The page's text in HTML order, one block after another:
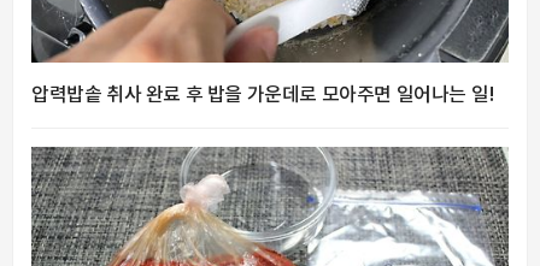
압력밥솥 취사 완료 후 밥을 가운데로 모아주면 일어나는 일!